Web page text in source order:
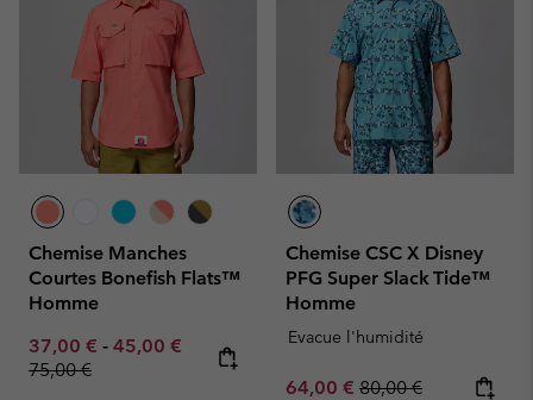
Chemise Manches
Courtes Bonefish Flats™
Homme
Minimum sale price:
37,00 € - Maximum sale price:
45,00 € Regular price:
75,00 €
Chemise CSC X Disney
PFG Super Slack Tide™
Homme
Evacue l'humidité
Sale price:
64,00 € Regular price:
80,00 €